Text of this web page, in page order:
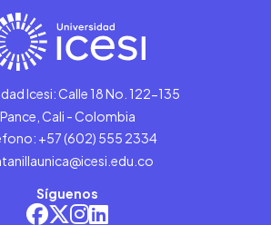
Icesi: Calle 18 No. 122-135
Pance, Cali - Colombia
+57 (602) 555 2334
Síguenos